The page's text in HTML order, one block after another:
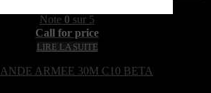
Note 0 sur 5
Call for price
LIRE LA SUITE